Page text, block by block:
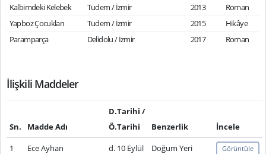
Kalbimdeki Kelebek Tudem / İzmir 2013
Roman
Yapboz Çocukları
Tudem / İzmir 2015
Hikâye
Paramparça
Delidolu / İzmir 2017 Roman
İlişkili Maddeler
Sn. Madde Adı
D.Tarihi /
Ö.Tarihi
Benzerlik
İncele
1
Ece Ayhan
d. 10 Eylül
Doğum Yeri Görüntüle